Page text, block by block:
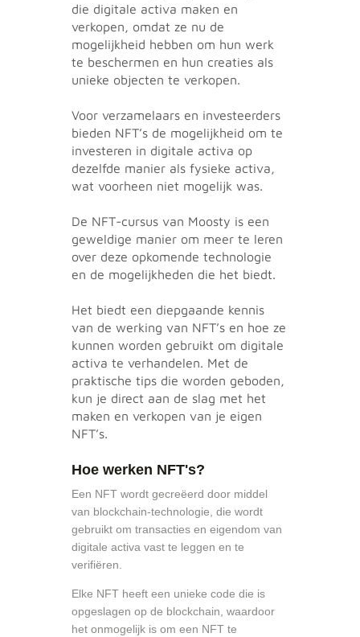
die digitale activa maken en
verkopen, omdat ze nu de
mogelijkheid hebben om hun werk
te beschermen en hun creaties als
unieke objecten te verkopen.
Voor verzamelaars en investeerders
bieden NFT’s de mogelijkheid om te
investeren in digitale activa op
dezelfde manier als fysieke activa,
wat voorheen niet mogelijk was.
De NFT-cursus van Moosty is een
geweldige manier om meer te leren
over deze opkomende technologie
en de mogelijkheden die het biedt.
Het biedt een diepgaande kennis
van de werking van NFT’s en hoe ze
kunnen worden gebruikt om digitale
activa te verhandelen. Met de
praktische tips die worden geboden,
kun je direct aan de slag met het
maken en verkopen van je eigen
NFT’s.
Hoe werken NFT's?
Een NFT wordt gecreëerd door middel
van blockchain-technologie, die wordt
gebruikt om transacties en eigendom van
digitale activa vast te leggen en te
verifiëren.
Elke NFT heeft een unieke code die is
opgeslagen op de blockchain, waardoor
het onmogelijk is om een NFT te